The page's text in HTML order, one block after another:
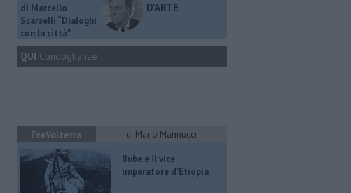
di Marcello
Scarselli “Dialoghi
con la città"
D'ARTE
QUI Condoglianze
EraVolterra di Mario Mannucci
​Bube e il vice
imperatore d'Etiopia